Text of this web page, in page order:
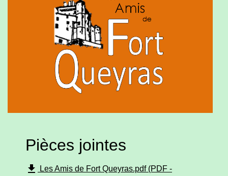
Pièces jointes
file_download
Les Amis de Fort Queyras.pdf (PDF -